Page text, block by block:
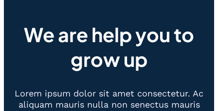
We are help you to
grow up
Lorem ipsum dolor sit amet consectetur. Ac
aliquam mauris nulla non senectus mauris